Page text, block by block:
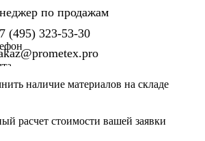
по продажам
(495) 323-53-30
наличие материалов на складе
расчет стоимости вашей заявки